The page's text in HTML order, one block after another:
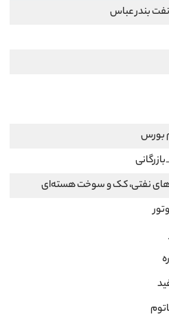
بندر عباس
بورس
نفتی، کک و سوخت هسته‌ای